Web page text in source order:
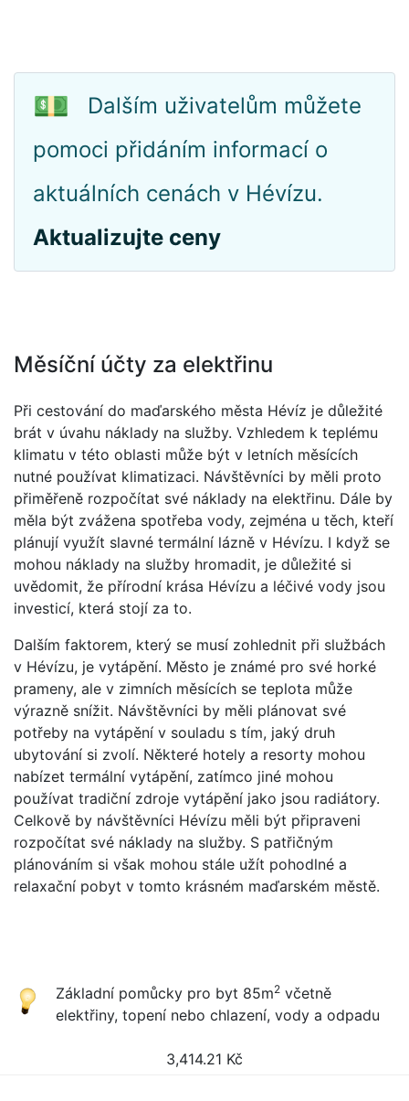
💵
Dalším uživatelům můžete
pomoci přidáním informací o
aktuálních cenách v Hévízu.
Aktualizujte ceny
Měsíční účty za elektřinu
Při cestování do maďarského města Hévíz je důležité
brát v úvahu náklady na služby. Vzhledem k teplému
klimatu v této oblasti může být v letních měsících
nutné používat klimatizaci. Návštěvníci by měli proto
přiměřeně rozpočítat své náklady na elektřinu. Dále by
měla být zvážena spotřeba vody, zejména u těch, kteří
plánují využít slavné termální lázně v Hévízu. I když se
mohou náklady na služby hromadit, je důležité si
uvědomit, že přírodní krása Hévízu a léčivé vody jsou
investicí, která stojí za to.
Dalším faktorem, který se musí zohlednit při službách
v Hévízu, je vytápění. Město je známé pro své horké
prameny, ale v zimních měsících se teplota může
výrazně snížit. Návštěvníci by měli plánovat své
potřeby na vytápění v souladu s tím, jaký druh
ubytování si zvolí. Některé hotely a resorty mohou
nabízet termální vytápění, zatímco jiné mohou
používat tradiční zdroje vytápění jako jsou radiátory.
Celkově by návštěvníci Hévízu měli být připraveni
rozpočítat své náklady na služby. S patřičným
plánováním si však mohou stále užít pohodlné a
relaxační pobyt v tomto krásném maďarském městě.
Základní pomůcky pro byt 85m2 včetně
elektřiny, topení nebo chlazení, vody a odpadu
3,414.21 Kč